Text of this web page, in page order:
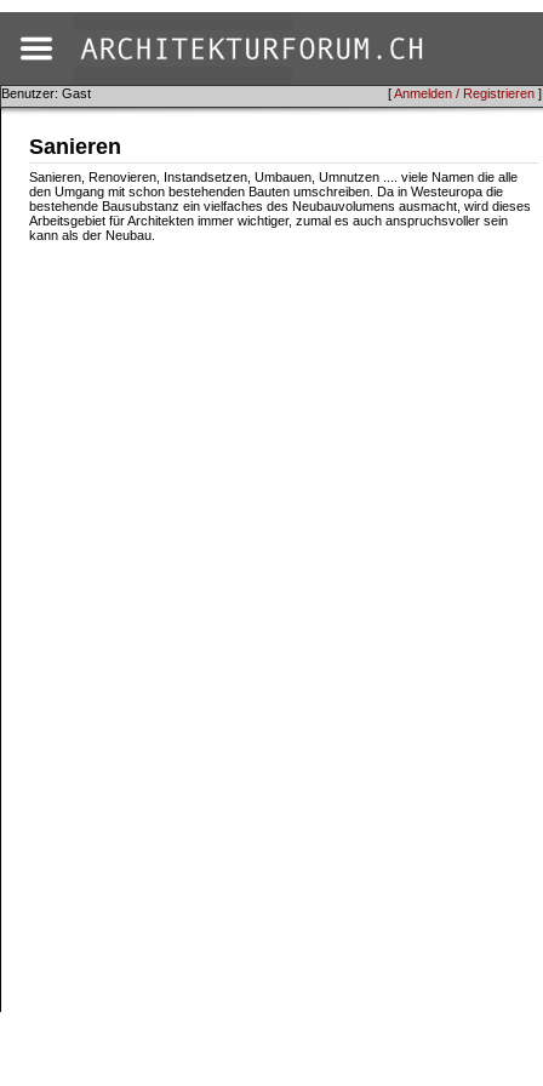
[Anmelden / Registrieren ]
Benutzer: Gast
Sanieren
Sanieren, Renovieren, Instandsetzen, Umbauen, Umnutzen .... viele Namen die alle
den Umgang mit schon bestehenden Bauten umschreiben. Da in Westeuropa die
bestehende Bausubstanz ein vielfaches des Neubauvolumens ausmacht, wird dieses
Arbeitsgebiet für Architekten immer wichtiger, zumal es auch anspruchsvoller sein
kann als der Neubau.